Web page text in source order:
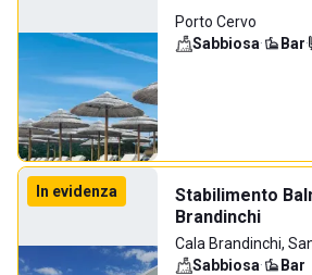
Porto Cervo
Sabbiosa· Bar·
In evidenza
Stabilimento
Brandinchi
Cala Brandinchi,
Sabbiosa· Bar